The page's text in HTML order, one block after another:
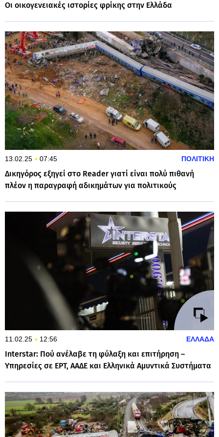
Οι οικογενειακές ιστορίες φρίκης στην Ελλάδα
13.02.25 07:45 ΠΟΛΙΤΙΚΗ
Δικηγόρος εξηγεί στο Reader γιατί είναι πολύ πιθανή
πλέον η παραγραφή αδικημάτων για πολιτικούς
11.02.25 12:56 ΕΛΛΑΔΑ
Interstar: Πού ανέλαβε τη φύλαξη και επιτήρηση –
Υπηρεσίες σε ΕΡΤ, ΑΑΔΕ και Ελληνικά Αμυντικά Συστήματα